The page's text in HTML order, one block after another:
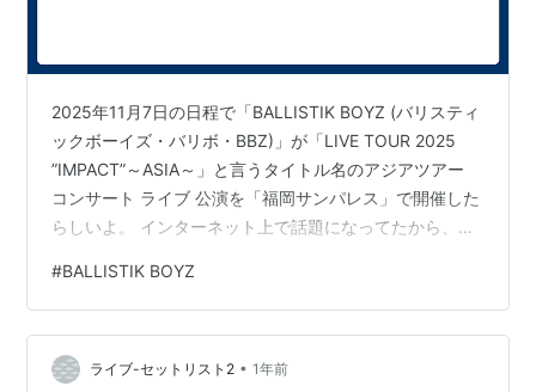
2025年11月7日の日程で「BALLISTIK BOYZ (バリスティ
ックボーイズ・バリボ・BBZ)」が「LIVE TOUR 2025
”IMPACT”～ASIA～」と言うタイトル名のアジアツアー
コンサート ライブ 公演を「福岡サンパレス」で開催した
らしいよ。 インターネット上で話題になってたから、こ
ブログに掲載するよ。 では、この記事に「2025/11/7
BALLISTIKBOYZ - LIVE TOUR 2025 ”IMPACT”～ASIA～
ライブ 福岡 公演」のネタバレ (曲目や曲順)があるからブ
ログ読者さんは注…
#BALLISTIK BOYZ
ライブ-セットリスト2 • 1年前